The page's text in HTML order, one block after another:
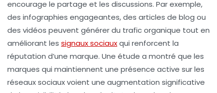
encourage le partage et les discussions. Par exemple,
des infographies engageantes, des articles de blog ou
des vidéos peuvent générer du trafic organique tout en
améliorant les signaux sociauxqui renforcent la
réputation d’une marque. Une étude a montré que les
marques qui maintiennent une présence active sur les
réseaux sociauxvoient une augmentation significative